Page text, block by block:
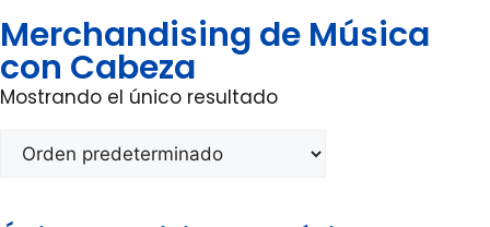
Merchandising de Música
con Cabeza
Mostrando el único resultado